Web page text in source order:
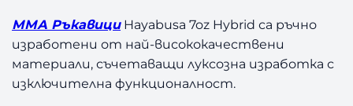
ММА РъкавициHayabusa 7oz Hybrid са ръчно
изработени от най-висококачествени
материали, съчетаващи луксозна изработка с
изключителна функционалност.